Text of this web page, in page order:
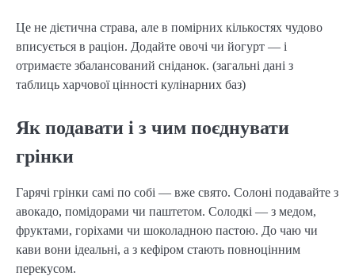
Це не дієтична страва, але в помірних кількостях чудово
вписується в раціон. Додайте овочі чи йогурт — і
отримаєте збалансований сніданок. (загальні дані з
таблиць харчової цінності кулінарних баз)
Як подавати і з чим поєднувати
грінки
Гарячі грінки самі по собі — вже свято. Солоні подавайте з
авокадо, помідорами чи паштетом. Солодкі — з медом,
фруктами, горіхами чи шоколадною пастою. До чаю чи
кави вони ідеальні, а з кефіром стають повноцінним
перекусом.